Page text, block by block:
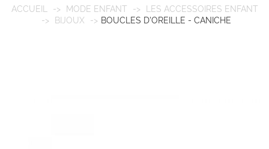
ACCUEIL MODE ENFANT
LES ACCESSOIRES ENFANT
BIJOUX
BOUCLES D'OREILLE - CANICHE